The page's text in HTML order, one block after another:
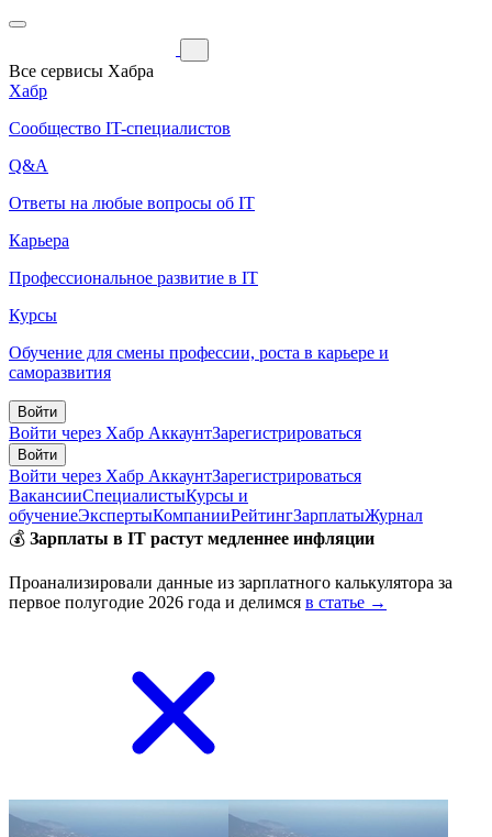
Все сервисы Хабра
Хабр
Сообщество IT-специалистов
Q&A
Ответы на любые вопросы об IT
Карьера
Профессиональное развитие в IT
Курсы
Обучение для смены профессии, роста в карьере и
саморазвития
Войти
Войти через Хабр АккаунтЗарегистрироваться
Войти
Войти через Хабр АккаунтЗарегистрироваться
ВакансииСпециалистыКурсы и
обучениеЭкспертыКомпанииРейтингЗарплатыЖурнал
💰 Зарплаты в IT растут медленнее инфляции
Проанализировали данные из зарплатного калькулятора за
первое полугодие 2026 года и делимся в статье →